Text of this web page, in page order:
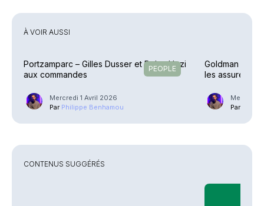
À VOIR AUSSI
PEOPLE
Portzamparc – Gilles Dusser et Dalya Hozi
aux commandes
Mercredi 1 Avril 2026
Par Philippe Benhamou
Goldman
les assureurs
Mercredi
Par
CONTENUS SUGGÉRÉS